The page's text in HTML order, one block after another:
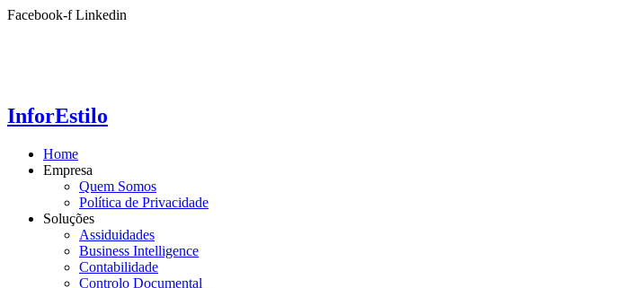
Ir
Facebook-f Linkedin
InforEstilo
Home
Empresa
Quem Somos
Política de Privacidade
Soluções
Assiduidades
Business Intelligence
Contabilidade
Controlo Documental